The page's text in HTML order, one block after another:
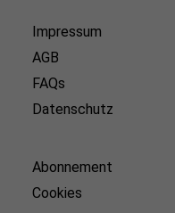
Impressum
AGB
FAQs
Datenschutz
Abonnement
Cookies